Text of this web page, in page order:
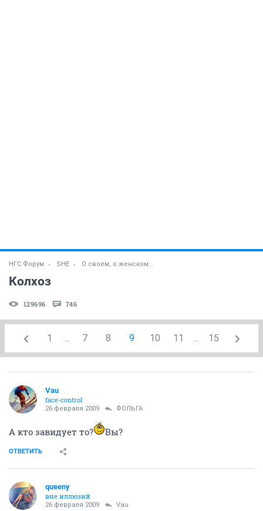
НГС.Форум SHE О своем, о женском...
Колхоз
129696 746
1 ... 7 8 9 10 11 ... 15
Vau
face-control
26 февраля 2009 ФОЛЬГА
А кто завидует то? Вы?
ОТВЕТИТЬ
queeny
вне иллюзий
26 февраля 2009 Vau